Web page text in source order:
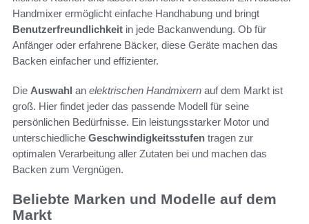
Handmixer ermöglicht einfache Handhabung und bringt
Benutzerfreundlichkeit in jede Backanwendung. Ob für
Anfänger oder erfahrene Bäcker, diese Geräte machen das
Backen einfacher und effizienter.
Die Auswahl an elektrischen Handmixern auf dem Markt ist
groß. Hier findet jeder das passende Modell für seine
persönlichen Bedürfnisse. Ein leistungsstarker Motor und
unterschiedliche Geschwindigkeitsstufen tragen zur
optimalen Verarbeitung aller Zutaten bei und machen das
Backen zum Vergnügen.
Beliebte Marken und Modelle auf dem
Markt